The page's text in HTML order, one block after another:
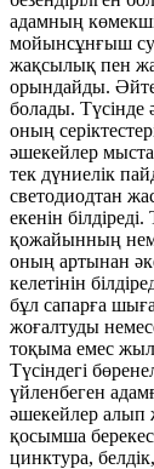
адамның
мойынсұнғыш
жақсылық пен
орындайды.
болады. Түсінде
оның
әшекейлер
тек дүниелік
светодиодтан
екенін
қожайынның
оның артынан
келетінін
бұл сапарға
жоғалтуды
тоқыма емес
Түсіндегі
үйленбеген
әшекейлер алып
қосымша
цинктура,